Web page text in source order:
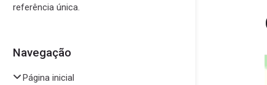
referência única.
Pular Navegação
Navegação
Página inicial